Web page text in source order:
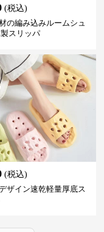
(税込)
の編み込みルームシュ
スリッパ
(税込)
ザイン速乾軽量厚底ス